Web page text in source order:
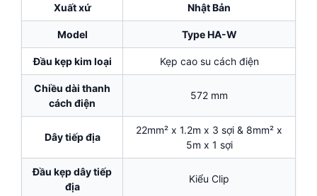
Xuất xứ Nhật Bản
Model Type HA-W
Đầu kẹp kim loại Kẹp cao su cách điện
Chiều dài thanh
cách điện
572 mm
Dây tiếp địa
22mm² x 1.2m x 3 sợi & 8mm² x
5m x 1 sợi
Đầu kẹp dây tiếp
địa
Kiểu Clip